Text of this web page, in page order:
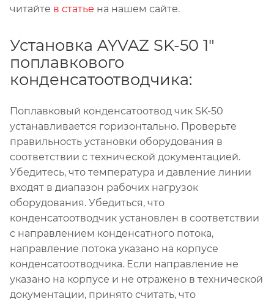
читайте в статье на нашем сайте.
Установка AYVAZ SK-50 1"
поплавкового
конденсатоотводчика:
Поплавковый конденсатоотвод чик SK-50
устанавливается горизонтально. Проверьте
правильность установки оборудования в
соответствии с технической документацией.
Убедитесь, что температура и давление линии
входят в диапазон рабочих нагрузок
оборудования. Убедиться, что
конденсатоотводчик установлен в соответствии
с направлением конденсатного потока,
направление потока указано на корпусе
конденсатоотводчика. Если направление не
указано на корпусе и не отражено в технической
документации, принято считать, что